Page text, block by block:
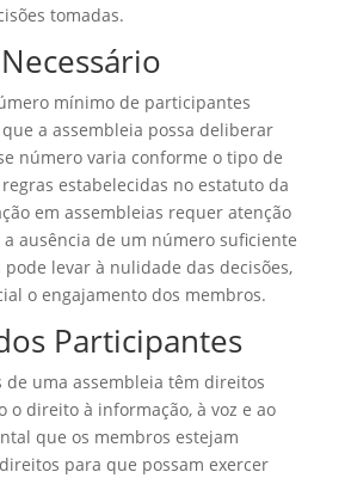
tomadas.
mínimo de participantes
a assembleia possa deliberar
número varia conforme o tipo de
estabelecidas no estatuto da
em assembleias requer atenção
ausência de um número suficiente
levar à nulidade das decisões,
o engajamento dos membros.
Participantes
de uma assembleia têm direitos
o direito à informação, à voz e ao
que os membros estejam
para que possam exercer